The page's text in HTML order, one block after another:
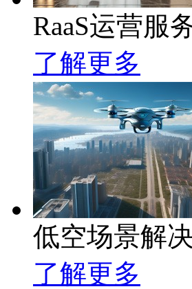
RaaS运营服
了解更多
低空场景解
了解更多